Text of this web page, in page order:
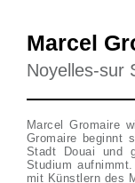
Marcel
Noyelles-sur
Marcel Gromaire
Gromaire beginnt
Stadt Douai und
Studium
mit Künstlern des